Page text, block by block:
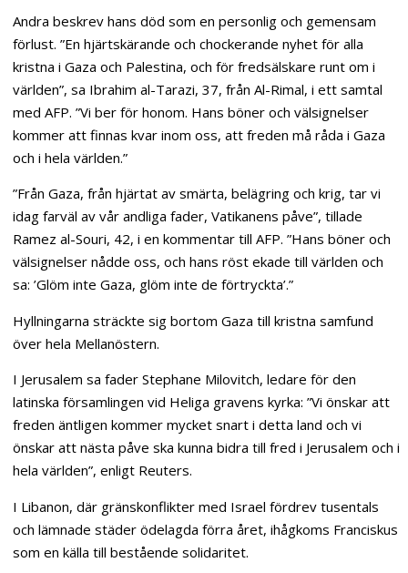
Andra beskrev hans död som en personlig och gemensam
förlust. ”En hjärtskärande och chockerande nyhet för alla
kristna i Gaza och Palestina, och för fredsälskare runt om i
världen”, sa Ibrahim al-Tarazi, 37, från Al-Rimal, i ett samtal
med AFP. ”Vi ber för honom. Hans böner och välsignelser
kommer att finnas kvar inom oss, att freden må råda i Gaza
och i hela världen.”
”Från Gaza, från hjärtat av smärta, belägring och krig, tar vi
idag farväl av vår andliga fader, Vatikanens påve”, tillade
Ramez al-Souri, 42, i en kommentar till AFP. ”Hans böner och
välsignelser nådde oss, och hans röst ekade till världen och
sa: ’Glöm inte Gaza, glöm inte de förtryckta’.”
Hyllningarna sträckte sig bortom Gaza till kristna samfund
över hela Mellanöstern.
I Jerusalem sa fader Stephane Milovitch, ledare för den
latinska församlingen vid Heliga gravens kyrka: ”Vi önskar att
freden äntligen kommer mycket snart i detta land och vi
önskar att nästa påve ska kunna bidra till fred i Jerusalem och i
hela världen”, enligt Reuters.
I Libanon, där gränskonflikter med Israel fördrev tusentals
och lämnade städer ödelagda förra året, ihågkoms Franciskus
som en källa till bestående solidaritet.